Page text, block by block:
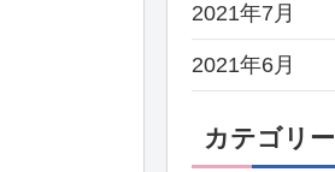
2021年7月
2021年6月
カテゴリー